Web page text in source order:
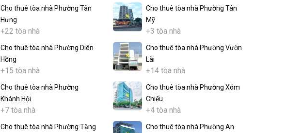
Cho thuê tòa nhà Phường Tân
Hưng
+22 tòa nhà
Cho thuê tòa nhà Phường Tân
Mỹ
+3 tòa nhà
Cho thuê tòa nhà Phường Diên
Hồng
+15 tòa nhà
Cho thuê tòa nhà Phường Vườn
Lài
+14 tòa nhà
Cho thuê tòa nhà Phường
Khánh Hội
+7 tòa nhà
Cho thuê tòa nhà Phường Xóm
Chiếu
+4 tòa nhà
Cho thuê tòa nhà Phường Tăng
Cho thuê tòa nhà Phường An